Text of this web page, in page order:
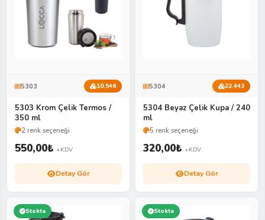
5303 10.546
5303 Krom Çelik Termos /
350 ml
2 renk seçeneği
550,00₺ +KDV
Detay Gör
5304 22.443
5304 Beyaz Çelik Kupa / 240
ml
5 renk seçeneği
320,00₺ +KDV
Detay Gör
Stokta Stokta